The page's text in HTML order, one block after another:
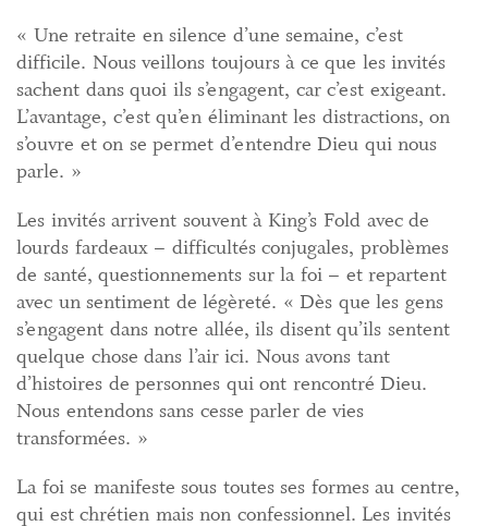
« Une retraite en silence d’une semaine, c’est
difficile. Nous veillons toujours à ce que les invités
sachent dans quoi ils s’engagent, car c’est exigeant.
L’avantage, c’est qu’en éliminant les distractions, on
s’ouvre et on se permet d’entendre Dieu qui nous
parle. »
Les invités arrivent souvent à King’s Fold avec de
lourds fardeaux – difficultés conjugales, problèmes
de santé, questionnements sur la foi – et repartent
avec un sentiment de légèreté. « Dès que les gens
s’engagent dans notre allée, ils disent qu’ils sentent
quelque chose dans l’air ici. Nous avons tant
d’histoires de personnes qui ont rencontré Dieu.
Nous entendons sans cesse parler de vies
transformées. »
La foi se manifeste sous toutes ses formes au centre,
qui est chrétien mais non confessionnel. Les invités